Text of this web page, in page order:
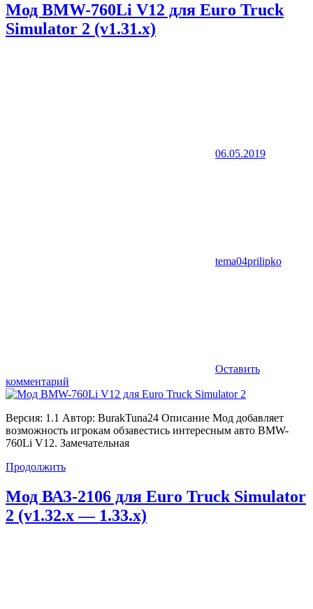
Мод BMW-760Li V12 для Euro Truck
Simulator 2 (v1.31.x)
06.05.2019
tema04prilipko
Оставить
комментарий
Версия: 1.1 Автор: BurakTuna24 Описание Мод добавляет
возможность игрокам обзавестись интересным авто BMW-
760Li V12. Замечательная
Продолжить
Мод ВАЗ-2106 для Euro Truck Simulator
2 (v1.32.x — 1.33.x)